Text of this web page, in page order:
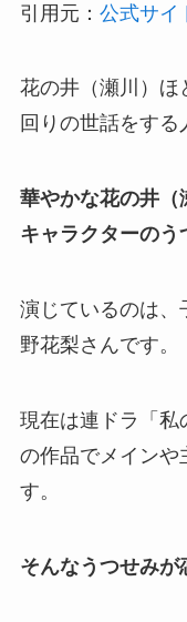
引用元： 公式サイ
花の井（瀬川）ほ
回りの世話をする
華やかな花の井（
キャラクターのう
演じているのは、
野花梨さんです。
現在は連ドラ「私
の作品でメインや
す。
そんなうつせみが